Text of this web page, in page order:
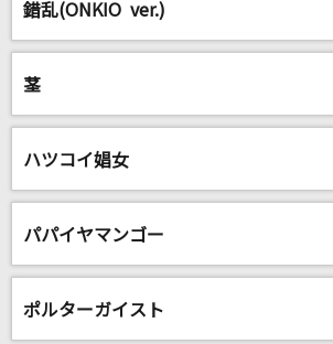
[生音]366日
大塚 愛
感電(ビデオクリップバージョン)
シルエット
KANA-BOON
錯乱(ONKIO ver.)
茎
ハツコイ娼女
パパイヤマンゴー
ポルターガイスト